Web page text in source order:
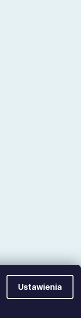
Ustawienia